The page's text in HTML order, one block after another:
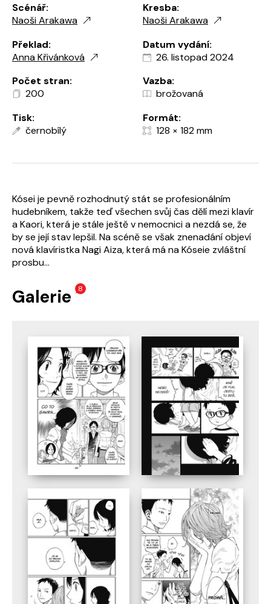
Scénář:
Naoši Arakawa
Kresba:
Naoši Arakawa
Překlad:
Anna Křivánková
Datum vydání:
26. listopad 2024
Počet stran:
200
Vazba:
brožovaná
Tisk:
černobílý
Formát:
128 × 182 mm
Kósei je pevně rozhodnutý stát se profesionálním
hudebníkem, takže teď všechen svůj čas dělí mezi klavír
a Kaori, která je stále ještě v nemocnici a nezdá se, že
by se její stav lepšil. Na scéně se však znenadání objeví
nová klavíristka Nagi Aiza, která má na Kóseie zvláštní
prosbu...
Galerie 8